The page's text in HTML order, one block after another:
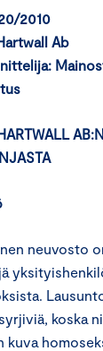
2010
Ab
neuvosto
koska